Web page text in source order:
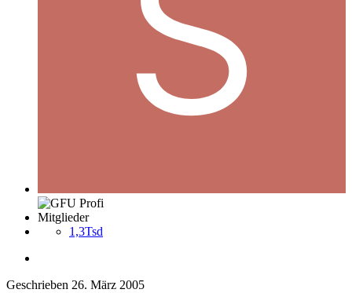
Mitglieder
1,3Tsd
Geschrieben 26. März 2005